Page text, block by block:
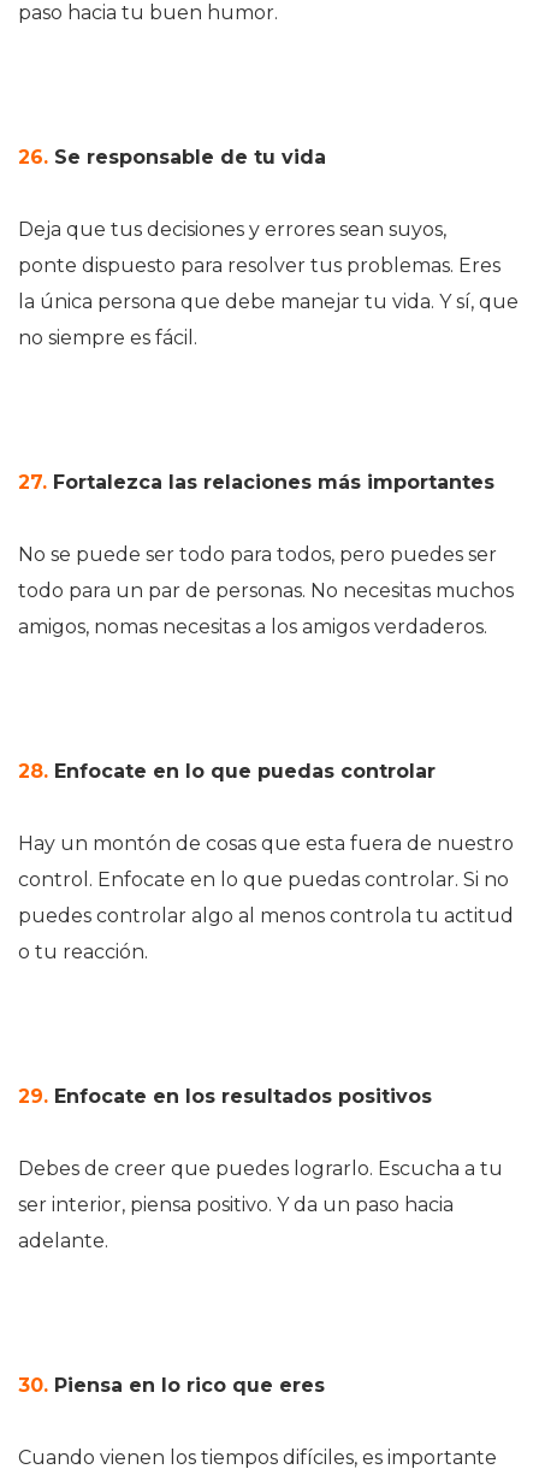
paso hacia tu buen humor.
26. Se responsable de tu vida
Deja que tus decisiones y errores sean suyos,
ponte dispuesto para resolver tus problemas. Eres
la única persona que debe manejar tu vida. Y sí, que
no siempre es fácil.
27. Fortalezca las relaciones más importantes
No se puede ser todo para todos, pero puedes ser
todo para un par de personas. No necesitas muchos
amigos, nomas necesitas a los amigos verdaderos.
28. Enfocate en lo que puedas controlar
Hay un montón de cosas que esta fuera de nuestro
control. Enfocate en lo que puedas controlar. Si no
puedes controlar algo al menos controla tu actitud
o tu reacción.
29. Enfocate en los resultados positivos
Debes de creer que puedes lograrlo. Escucha a tu
ser interior, piensa positivo. Y da un paso hacia
adelante.
30. Piensa en lo rico que eres
Cuando vienen los tiempos difíciles, es importante